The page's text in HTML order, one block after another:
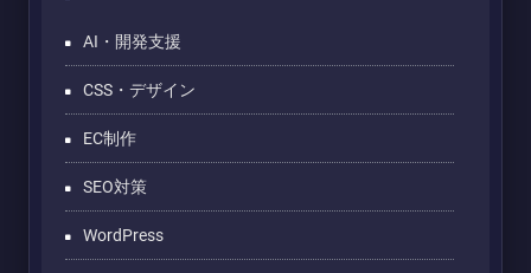
AI・開発支援
CSS・デザイン
EC制作
SEO対策
WordPress